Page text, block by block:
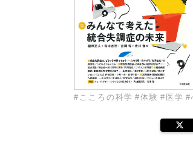
# こころの科学 #体験 # 医学 #